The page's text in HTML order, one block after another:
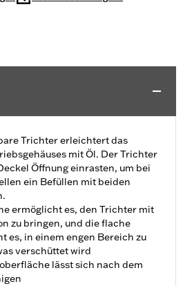
Trichter erleichtert das
mit Öl. Der Trichter
Öffnung einrasten, um bei
ein Befüllen mit beiden
ermöglicht es, den Trichter mit
zu bringen, und die flache
es, in einem engen Bereich zu
verschüttet wird
lässt sich nach dem